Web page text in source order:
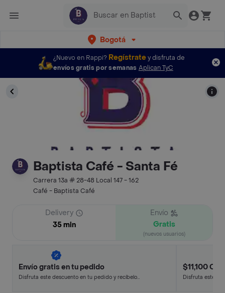
Bogotá
¿Nuevo en Rappi? Regístratey disfruta de
envíos gratis por semanas Aplican TyC
Baptista Café - Santa Fé
Carrera 13a # 28-48 Local 147 - 162
Café - Baptista Café
Delivery
35 min
Envío
Gratis
(nuevos usuarios)
Envío gratis en tu pedido
Disfruta este descuento en tu pedido y recíbelo
$11,100 Off
Disfruta este